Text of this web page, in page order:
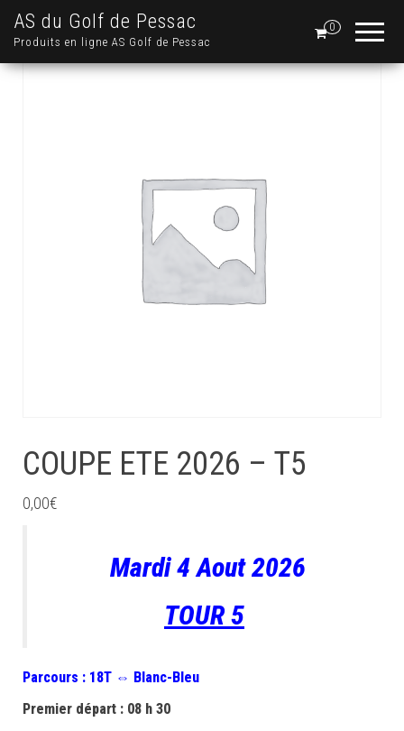
AS du Golf de Pessac
Produits en ligne AS Golf de Pessac
0
COUPE ETE 2026 – T5
0,00€
Mardi 4 Aout 2026
TOUR 5
Parcours : 18T ⇔ Blanc-Bleu
Premier départ : 08 h 30